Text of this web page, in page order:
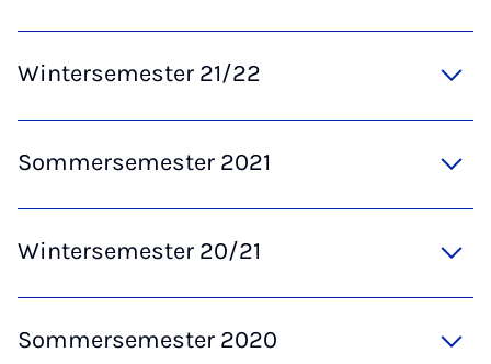
Wintersemester 21/22
Sommersemester 2021
Wintersemester 20/21
Sommersemester 2020